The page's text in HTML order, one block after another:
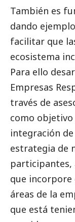
También es
dando
facilitar que
ecosistema
Para ello
Empresas
través de
como
integración
estrategia de
participantes,
que incorpore
áreas de la
que está